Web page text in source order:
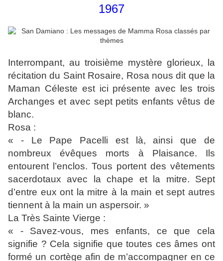
1967
Interrompant, au troisième mystère glorieux, la
récitation du Saint Rosaire, Rosa nous dit que la
Maman Céleste est ici présente avec les trois
Archanges et avec sept petits enfants vêtus de
blanc.
Rosa :
« - Le Pape Pacelli est là, ainsi que de
nombreux évêques morts à Plaisance. Ils
entourent l’enclos. Tous portent des vêtements
sacerdotaux avec la chape et la mitre. Sept
d’entre eux ont la mitre à la main et sept autres
tiennent à la main un aspersoir. »
La Très Sainte Vierge :
« - Savez-vous, mes enfants, ce que cela
signifie ? Cela signifie que toutes ces âmes ont
formé un cortège afin de m’accompagner en ce